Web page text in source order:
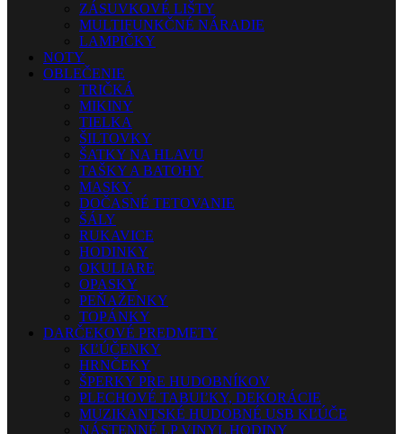
ZÁSUVKOVÉ LIŠTY
MULTIFUNKČNÉ NÁRADIE
LAMPIČKY
NOTY
OBLEČENIE
TRIČKÁ
MIKINY
TIELKA
ŠILTOVKY
ŠATKY NA HLAVU
TAŠKY A BATOHY
MASKY
DOČASNÉ TETOVANIE
ŠÁLY
RUKAVICE
HODINKY
OKULIARE
OPASKY
PEŇAŽENKY
TOPÁNKY
DARČEKOVÉ PREDMETY
KĽÚČENKY
HRNČEKY
ŠPERKY PRE HUDOBNÍKOV
PLECHOVÉ TABUĽKY, DEKORÁCIE
MUZIKANTSKÉ HUDOBNÉ USB KĽÚČE
NÁSTENNÉ LP VINYL HODINY